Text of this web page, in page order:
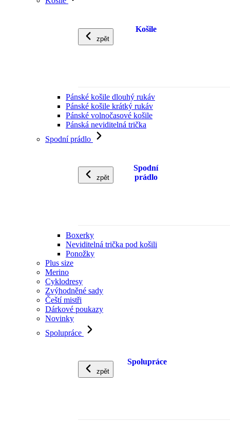
zpět
Košile
Pánské košile dlouhý rukáv
Pánské košile krátký rukáv
Pánské volnočasové košile
Pánská neviditelná trička
Spodní prádlo
zpět
Spodní
prádlo
Boxerky
Neviditelná trička pod košili
Ponožky
Plus size
Merino
Cyklodresy
Zvýhodněné sady
Čeští mistři
Dárkové poukazy
Novinky
Spolupráce
zpět
Spolupráce